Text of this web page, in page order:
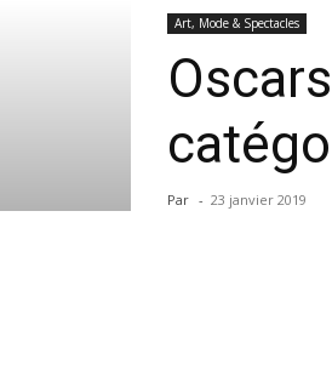
Art, Mode & Spectacles
Par - 23 janvier 2019